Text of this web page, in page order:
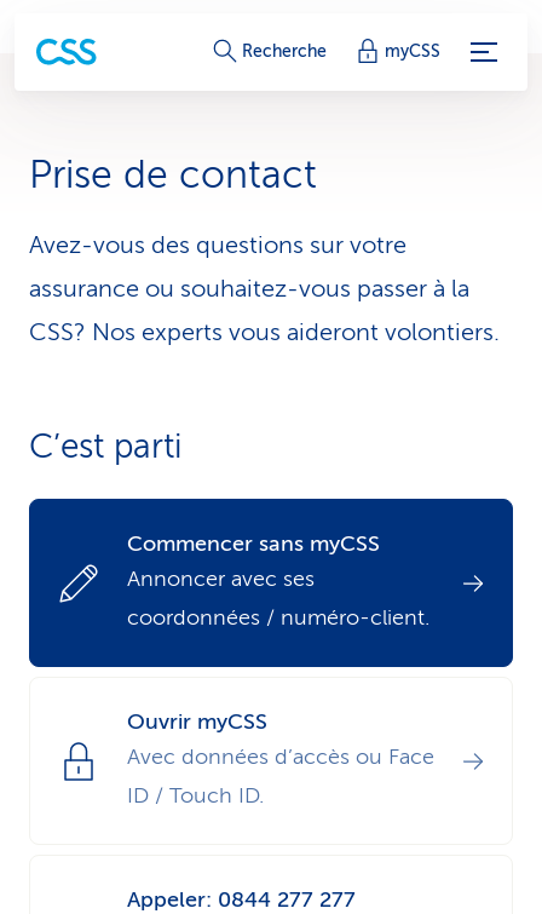
L
s
d
e
v
i
c
e
Recherche myCSS
Prise de contact
Avez-vous des questions sur votre
assurance ou souhaitez-vous passer à la
CSS? Nos experts vous aideront volontiers.
C’est parti
Commencer sans myCSS
Annoncer avec ses
coordonnées / numéro-client.
Ouvrir myCSS
Avec données d’accès ou Face
ID / Touch ID.
Appeler: 0844 277 277